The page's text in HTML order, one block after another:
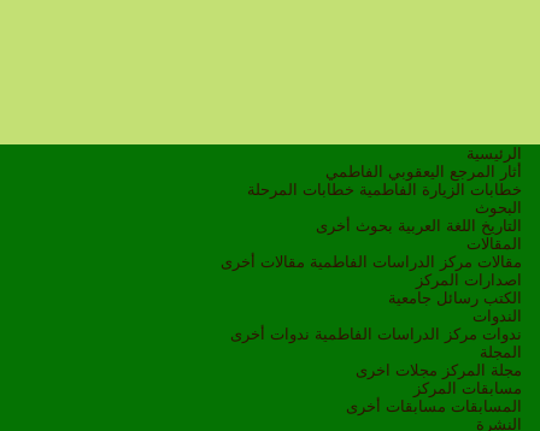
الرئيسية
أثار المرجع اليعقوبي الفاطمي
خطابات الزيارة الفاطمية خطابات المرحلة
البحوث
التاريخ
اللغة العربية بحوث أخرى
المقالات
مقالات مركز الدراسات الفاطمية مقالات أخرى
اصدارات المركز
الكتب رسائل جامعية
الندوات
ندوات مركز الدراسات الفاطمية ندوات أخرى
المجلة
مجلة المركز مجلات اخرى
مسابقات المركز
المسابقات مسابقات أخرى
النشرة